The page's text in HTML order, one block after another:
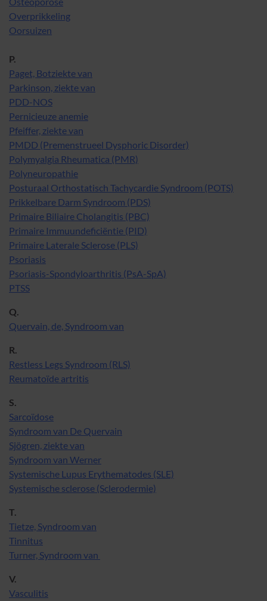
Overprikkeling
Oorsuizen
P.
Paget, Botziekte van
Parkinson, ziekte van
PDD-NOS
Pernicieuze anemie
Pfeiffer, ziekte van
PMDD (Premenstrueel Dysphoric Disorder)
Polymyalgia Rheumatica (PMR)
Polyneuropathie
Posturaal Orthostatisch Tachycardie Syndroom (POTS)
Prikkelbare Darm Syndroom (PDS)
Primaire Biliaire Cholangitis (PBC)
Primaire Immuundeficiëntie (PID)
Primaire Laterale Sclerose (PLS)
Psoriasis
Psoriasis-Spondyloarthritis (PsA-SpA)
PTSS
Q.
Quervain, de, Syndroom van
R.
Restless Legs Syndroom (RLS)
Reumatoïde artritis
S.
Sarcoïdose
Syndroom van De Quervain
Sjögren, ziekte van
Syndroom van Werner
Systemische Lupus Erythematodes (SLE)
Systemische sclerose (Sclerodermie)
T.
Tietze, Syndroom van
Tinnitus
Turner, Syndroom van
V.
Vasculitis